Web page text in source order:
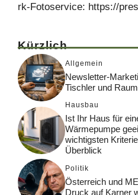
rk-Fotoservice: https://
Kürzlich
Allgemein
Newsletter-
Tischler und
Hausbau
Ist Ihr Haus für
Wärmepumpe
wichtigsten
Überblick
Politik
Österreich und
Druck auf Karner